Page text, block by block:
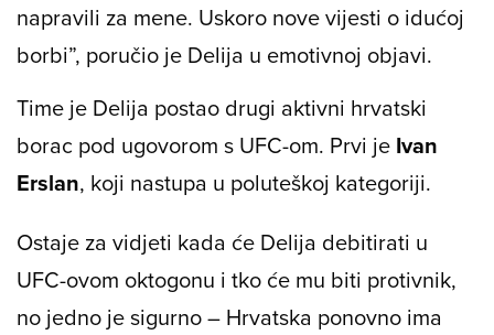
napravili za mene. Uskoro nove vijesti o idućoj
borbi”, poručio je Delija u emotivnoj objavi.
Time je Delija postao drugi aktivni hrvatski
borac pod ugovorom s UFC-om. Prvi je Ivan
Erslan, koji nastupa u poluteškoj kategoriji.
Ostaje za vidjeti kada će Delija debitirati u
UFC-ovom oktogonu i tko će mu biti protivnik,
no jedno je sigurno – Hrvatska ponovno ima